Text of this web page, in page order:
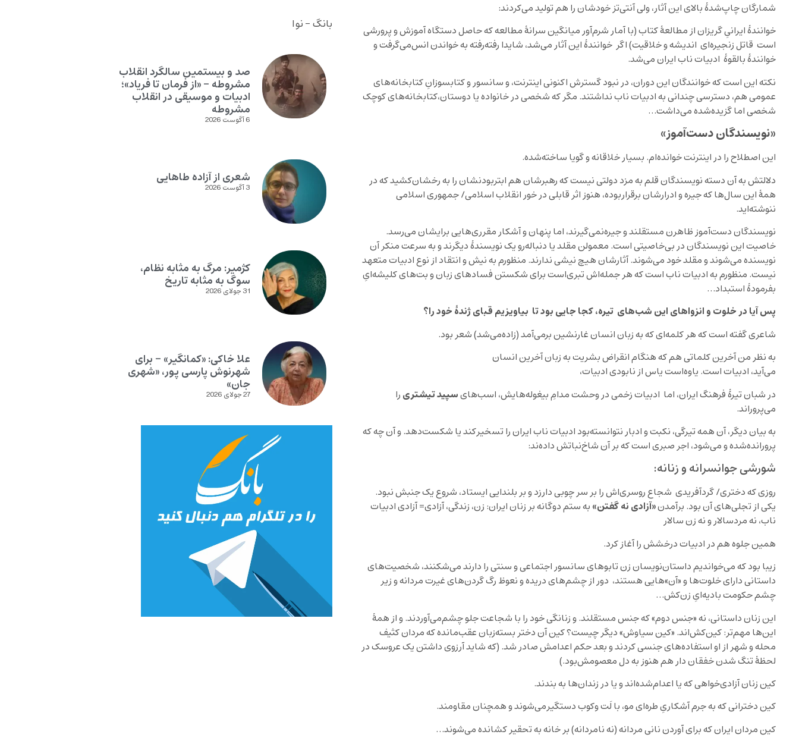
شمارگان چاپ‌شدۀ بالای این آثار، ولی آنتی‌تز خودشان را هم تولید ‌می‌کردند:
خوانندۀ ایرانیِ گریزان از مطالعۀ کتاب (با آمار شرم‌آور میانگین سرانۀ مطالعه که حاصل دستگاه آموزش و پرورشی
است قاتل زنجیره‌ای اندیشه و خلاقیت) اگر خوانندۀ این آثار می‌شد، شایدا رفته‌رفته به خواندن انس‌می‌گرفت و
خوانندۀ بالقوۀ ادبیات ناب ایران می‌شد.
نکته این است که خوانندگان این دوران، در نبود گسترش اکنونی اینترنت، و سانسور و کتابسوزانِ کتابخانه‌های
عمومی هم، دسترسی چندانی به ادبیات ناب نداشتند. مگر که شخصی در خانواده یا دوستان،کتابخانه‌های کوچک
شخصی اما گزیده‌شده می‌داشت…
«نویسندگان دستآموز»
این اصطلاح را در اینترنت خوانده‌ام. بسیار خلاقانه و گویا ساخته‌شده.
دلالتش به آن دسته نویسندگان قلم به مزد دولتی نیست که رهبرشان هم ابتربودنشان را به رخشان‌کشید که در
همۀ این سال‌ها که جیره و ادرارشان برقرار‌بوده، هنوز اثر قابلی در خور انقلاب اسلامی/ جمهوری اسلامی
ننوشته‌اید.
نویسندگان دست‌آموز ظاهرن مستقلند و جیره‌نمی‌گیرند، اما پنهان و آشکار مقرری‌هایی برایشان می‌رسد.
خاصیت این نویسندگان در بی‌خاصیتی است. معمولن مقلد یا دنباله‌رو یک نویسندۀ دیگرند و به سرعت منکر آن
نویسنده می‌شوند و مقلد خود می‌شوند. آثارشان هیچ نیشی‌ ندارند. منظورم به نیش و انتقاد از نوع ادبیات متعهد
نیست. منظورم به ادبیات ناب است که هر جمله‌اش تبری‌است برای شکستن فساد‌های زبان و بت‌های کلیشه‌‌ایِ
بفرمودۀ استبداد…
پس آیا در خلوت و انزواهای این شبهای تیره، کجا جایی بود تا بیاویزیم قبای ژندۀ خود را؟
شاعری گفته است که هر کلمه‌ای که به زبان انسان غارنشین برمی‌آمد (زاده‌می‌شد) شعر بود.
به نظر من آخرین کلماتی هم که هنگام انقراض بشریت به زبان آخرین انسان
می‌آید، ادبیات است. یاوه‌است یاس از نابودی ادبیات،
در شبان تیرۀ فرهنگ ایران، اما ادبیات زخمی در وحشت مدامِ بیغوله‌هایش، اسب‌هایسپید تیشتری را
می‌پروراند.
به بیان دیگر، آن همه تیرگی، نکبت و ادبار نتوانسته‌بود ادبیات ناب ایران را تسخیر‌کند یا شکست‌دهد. و آن چه که
پرورانده‌شده‌ و می‌شود، اجر صبری است که بر آن شاخ‌نباتش داده‌ند:
شورشی جوانسرانه و زنانه:
روزی که دختری/ گردآفریدی شجاع روسری‌اش را بر سر چوبی دار‌‌زد و بر‌ بلندایی ایستاد، شروع یک جنبش نبود.
یکی از تجلی‌های آن بود. برآمدن«آزادی نه گفتن» به ستم دوگانه بر زنان ایران: زن، زندگی، آزادی= آزادی ادبیات
ناب، نه مردسالار و نه زن سالار
همین جلوه هم در ادبیات درخشش را آغاز‌ کرد.
زیبا بود که می‌خواندیم داستان‌نویسان زن تابو‌های سانسور اجتماعی و سنتی را دارند می‌شکنند، شخصیت‌های
داستانی دارای خلوت‌ها و «آن‌»هایی هستند، دور از چشم‌های دریده و نعوظ رگ گردن‌های غیرت مردانه و زیر
چشم حکومت بادیه‌ایِ زن‌کش…
این زنان داستانی، نه «جنس دوم» که جنس مستقلند. و زنانگی خود را با شجاعت جلو چشم‌می‌آوردند. و از همۀ
این‌ها مهم‌تر: کین‌کش‌اند. «کین سیاوش» دیگر چیست؟ کین آن دختر بسته‌زبان عقب‌مانده که مردان کثیف
محله و شهر از او استفاده‌های جنسی کردند و بعد حکم اعدامش صادر‌ شد. (که شاید آرزوی داشتن یک عروسک در
لحظۀ تنگ شدن خفقان دار هم هنوز به دل معصومش‌‌بود.)
کین زنان آزادی‌خواهی که یا اعدام‌شده‌اند و یا در زندان‌ها به بندند.
کین دخترانی که به جرم آشکاریِ طره‌ای مو، با لَت وکوب دستگیر‌می‌شوند و همچنان مقاومند.
کین مردان ایران که برای آوردن نانی مردانه (نه نامردانه) بر خانه به تحقیر کشانده‌ می‌شوند…
بانگ - نوا
صد و بیستمین سالگرد انقلاب
مشروطه – «از فرمان تا فریاد»؛
ادبیات و موسیقی در انقلاب
مشروطه
6 آگوست 2026
شعری از آزاده طاهایی
3 آگوست 2026
کژمیر: مرگ به مثابه نظام،
سوگ به مثابه تاریخ
31 جولای 2026
علا خاکی: «کمانگیر» – برای
شهرنوش پارسی پور، «شهری
جان»
27 جولای 2026